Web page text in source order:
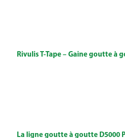
Rivulis T-Tape – Gaine goutte à
La ligne goutte à goutte D5000